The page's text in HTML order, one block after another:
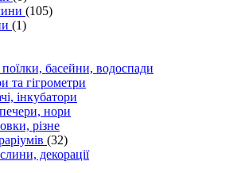
(105)
(1)
поїлки, басейни, водоспади
та гігрометри
інкубатори
нори
різне
(32)
декорації